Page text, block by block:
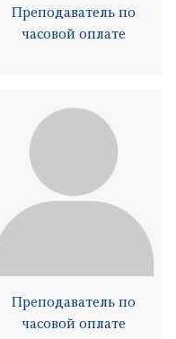
Преподаватель по
часовой оплате
Преподаватель по
часовой оплате